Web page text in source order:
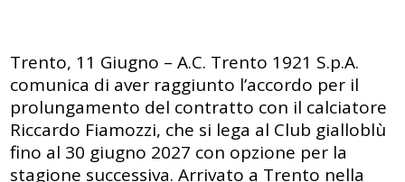
Trento, 11 Giugno – A.C. Trento 1921 S.p.A.
comunica di aver raggiunto l’accordo per il
prolungamento del contratto con il calciatore
Riccardo Fiamozzi, che si lega al Club gialloblù
fino al 30 giugno 2027 con opzione per la
stagione successiva. Arrivato a Trento nella